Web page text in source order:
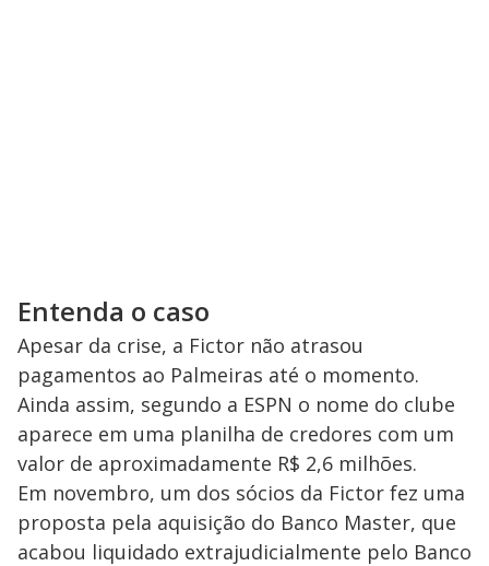
Entenda o caso
Apesar da crise, a Fictor não atrasou
pagamentos ao Palmeiras até o momento.
Ainda assim, segundo a ESPN o nome do clube
aparece em uma planilha de credores com um
valor de aproximadamente R$ 2,6 milhões.
Em novembro, um dos sócios da Fictor fez uma
proposta pela aquisição do Banco Master, que
acabou liquidado extrajudicialmente pelo Banco